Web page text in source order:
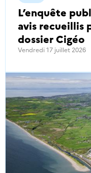
L’enquête
avis recueillis
dossier Cigéo
Vendredi 17 juillet 2026